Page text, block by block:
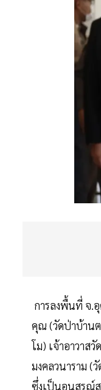
การลงพื้นที่ จ.
คุณ (วัดป่าบ้านต
โม) เจ้าอาวาส
มงคลวนาราม (
ซึ่งเป็นอนุสรณ์